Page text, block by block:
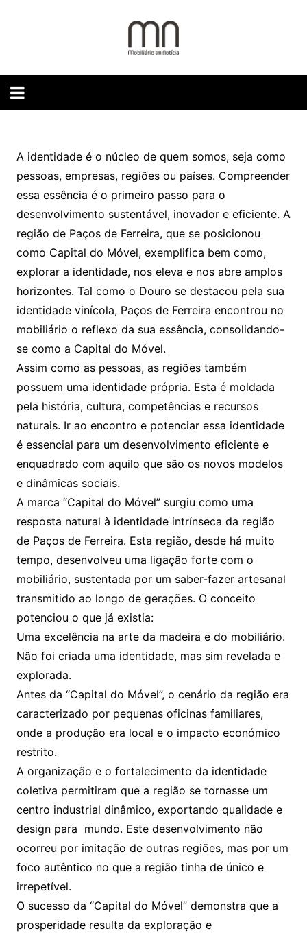
A identidade é o núcleo de quem somos, seja como
pessoas, empresas, regiões ou países. Compreender
essa essência é o primeiro passo para o
desenvolvimento sustentável, inovador e eficiente. A
região de Paços de Ferreira, que se posicionou
como Capital do Móvel, exemplifica bem como,
explorar a identidade, nos eleva e nos abre amplos
horizontes. Tal como o Douro se destacou pela sua
identidade vinícola, Paços de Ferreira encontrou no
mobiliário o reflexo da sua essência, consolidando-
se como a Capital do Móvel.
Assim como as pessoas, as regiões também
possuem uma identidade própria. Esta é moldada
pela história, cultura, competências e recursos
naturais. Ir ao encontro e potenciar essa identidade
é essencial para um desenvolvimento eficiente e
enquadrado com aquilo que são os novos modelos
e dinâmicas sociais.
A marca “Capital do Móvel” surgiu como uma
resposta natural à identidade intrínseca da região
de Paços de Ferreira. Esta região, desde há muito
tempo, desenvolveu uma ligação forte com o
mobiliário, sustentada por um saber-fazer artesanal
transmitido ao longo de gerações. O conceito
potenciou o que já existia:
Uma excelência na arte da madeira e do mobiliário.
Não foi criada uma identidade, mas sim revelada e
explorada.
Antes da “Capital do Móvel”, o cenário da região era
caracterizado por pequenas oficinas familiares,
onde a produção era local e o impacto económico
restrito.
A organização e o fortalecimento da identidade
coletiva permitiram que a região se tornasse um
centro industrial dinâmico, exportando qualidade e
design para mundo. Este desenvolvimento não
ocorreu por imitação de outras regiões, mas por um
foco autêntico no que a região tinha de único e
irrepetível.
O sucesso da “Capital do Móvel” demonstra que a
prosperidade resulta da exploração e